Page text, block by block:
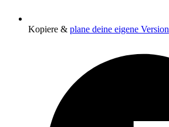
Kopiere & plane deine eigene Version